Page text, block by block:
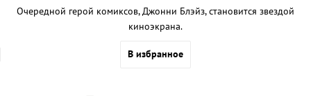
Очередной герой комиксов, Джонни Блэйз, становится звездой
киноэкрана.
В избранное